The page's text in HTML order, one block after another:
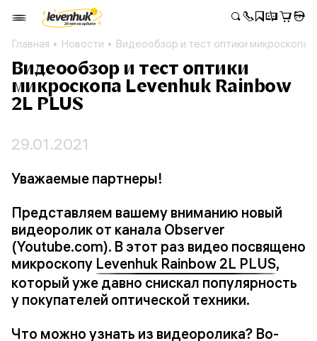
Главная Новости Видеообзор и тест оптики микроскопа
Видеообзор и тест оптики
микроскопа Levenhuk Rainbow
2L PLUS
29.01.2021
Уважаемые партнеры!
Представляем вашему вниманию новый
видеоролик от канала Observer
(Youtube.com). В этот раз видео посвящено
микроскопу Levenhuk Rainbow 2L PLUS,
который уже давно снискал популярность
у покупателей оптической техники.
Что можно узнать из видеоролика? Во-